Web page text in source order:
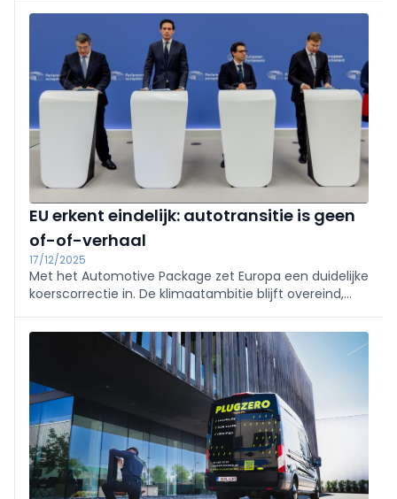
een sleutelbos te dragen en biedt direct verlichting na
een beet. Door heat it in de oplaadpoort van een
smartphone te steken en de app te openen, wordt
het contactoppervlak kort verwarmd tot 51 °C. Deze
lokale hyperthermie vermindert de jeukprikkel en zorgt
voor verlichting binnen 4 tot 9 seconden, zonder
crèmes of medicatie. De effectiviteit van heat it
wordt bevestigd door positieve resultaten bij de
gerenommeerde Duitse consumentenbond, Stiftung
Warentest, in 2025.
EU erkent eindelijk: autotransitie is geen
of-of-verhaal
17/12/2025
Met het Automotive Package zet Europa een duidelijke
koerscorrectie in. De klimaatambitie blijft overeind,
Elektrificatie blijft cruciaal, maar krijgt voortaan
gezelschap van andere oplossingen, waaronder e-
fuels en biobrandstoffen.